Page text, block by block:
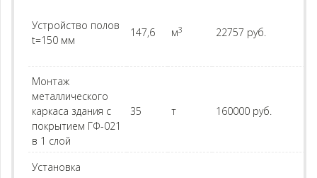
Устройство полов
t=150 мм
147,6 м3 22757 руб.
Монтаж
металлического
каркаса здания с
покрытием ГФ-021
в 1 слой
35 т 160000 руб.
Установка